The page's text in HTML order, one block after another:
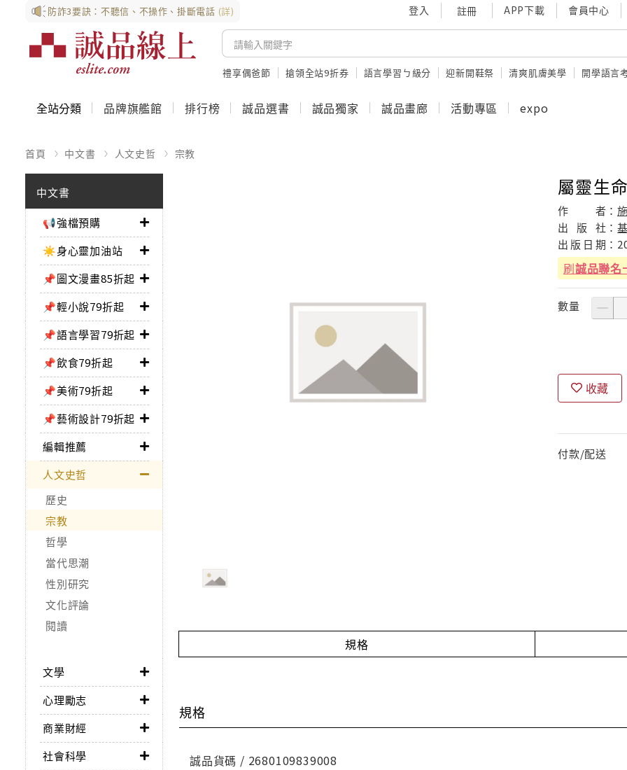
防詐3要訣：不聽信、不操作、掛斷電話 (詳) 登入 註冊 APP下載 會員中心
禮享偶爸節 搶領全站9折券 語言學習ㄅ級分 迎新開鞋祭 清爽肌膚美學 開學語言
全站分類 品牌旗艦館 排行榜 誠品選書 誠品獨家 誠品畫廊 活動專區 expo
首頁 中文書 人文史哲 宗教
中文書
📢強檔預購
☀️身心靈加油站
📌圖文漫畫85折起
📌輕小說79折起
📌語言學習79折起
📌飲食79折起
📌美術79折起
📌藝術設計79折起
編輯推薦
人文史哲
歷史
宗教
哲學
當代思潮
性別研究
文化評論
閱讀
文學
心理勵志
商業財經
社會科學
屬靈生
作 者：
出
版 社：
出 版 日 期：
刷誠品聯名
數量
收藏
付款/配送
規格
規格
誠品貨碼 / 2680109839008